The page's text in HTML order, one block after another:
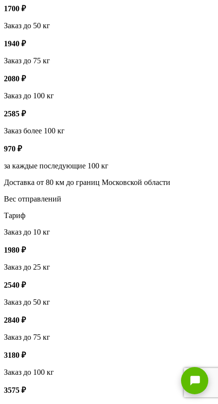
1700 ₽
Заказ до 50 кг
1940 ₽
Заказ до 75 кг
2080 ₽
Заказ до 100 кг
2585 ₽
Заказ более 100 кг
970 ₽
за каждые последующие 100 кг
Доставка от 80 км до границ Московской области
Вес отправлений
Тариф
Заказ до 10 кг
1980 ₽
Заказ до 25 кг
2540 ₽
Заказ до 50 кг
2840 ₽
Заказ до 75 кг
3180 ₽
Заказ до 100 кг
3575 ₽